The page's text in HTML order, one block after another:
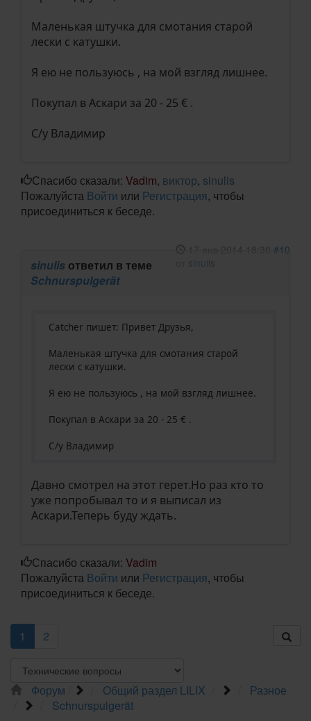
Маленькая штучка для смотания старой
лески с катушки.
Я ею не пользуюсь , на мой взгляд лишнее.
Покупал в Аскари за 20 - 25 € .
С/у Владимир
Спасибо сказали: Vadim, виктор, sinulis
Пожалуйста Войти или Регистрация, чтобы
присоединиться к беседе.
17 янв 2014 18:30 #10
sinulis
sinulis ответил в теме
Schnurspulgerät
Catcher пишет: Привет Друзья,
Маленькая штучка для смотания старой
лески с катушки.
Я ею не пользуюсь , на мой взгляд лишнее.
Покупал в Аскари за 20 - 25 € .
С/у Владимир
Давно смотрел на этот герет.Но раз кто то
уже попробывал то и я выписал из
Аскари.Теперь буду ждать.
Спасибо сказали: Vadim
Пожалуйста Войти или Регистрация, чтобы
присоединиться к беседе.
1 2
Форум Общий раздел LILIX
Разное
Schnurspulgerät